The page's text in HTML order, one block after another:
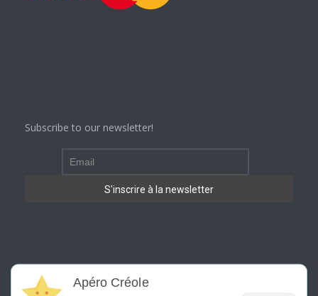
Subscribe to our newsletter!
Apéro Créole